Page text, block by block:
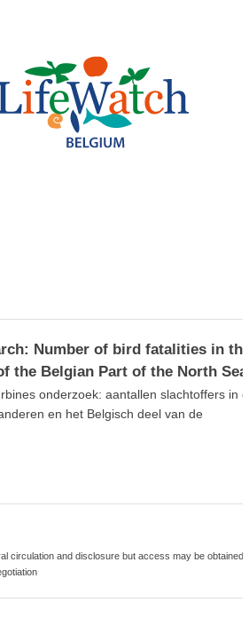
Number of bird fatalities in
the Belgian Part of the North Sea
onderzoek: aantallen slachtoffers in
en het Belgisch deel van de
circulation and disclosure but access may be obtained